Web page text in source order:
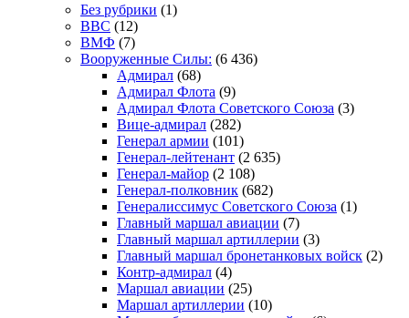
Без рубрики (1)
ВВС (12)
ВМФ (7)
Вооруженные Силы: (6 436)
Адмирал (68)
Адмирал Флота (9)
Адмирал Флота Советского Союза (3)
Вице-адмирал (282)
Генерал армии (101)
Генерал-лейтенант (2 635)
Генерал-майор (2 108)
Генерал-полковник (682)
Генералиссимус Советского Союза (1)
Главный маршал авиации (7)
Главный маршал артиллерии (3)
Главный маршал бронетанковых войск (2)
Контр-адмирал (4)
Маршал авиации (25)
Маршал артиллерии (10)